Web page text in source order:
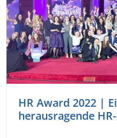
HR Award 2022 |
herausragende